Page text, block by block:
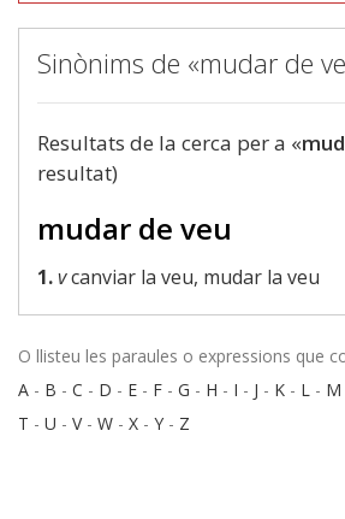
Sinònims de «mudar de
Resultats de la cerca per a «
resultat)
mudar de veu
1.vcanviar la veu, mudar la veu
O llisteu les paraules o expressions que
A - B - C - D - E - F - G - H - I - J - K - L - M
T - U - V- W - X - Y - Z